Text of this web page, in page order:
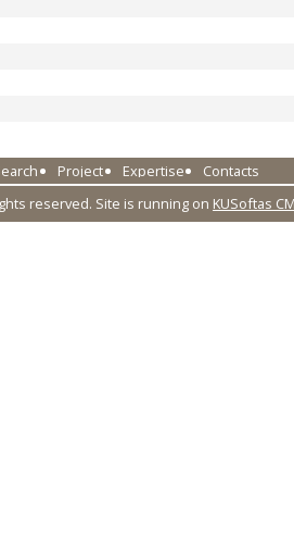
Project Expertise
Contacts
reserved. Site is running on KUSoftas